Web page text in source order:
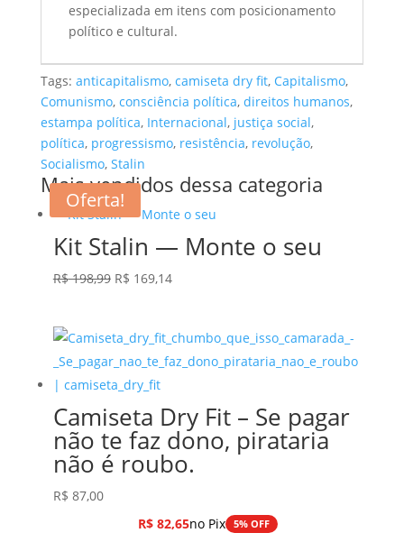
especializada em itens com posicionamento
político e cultural.
Tags: anticapitalismo, camiseta dry fit, Capitalismo,
Comunismo, consciência política, direitos humanos,
estampa política, Internacional, justiça social,
política, progressismo, resistência, revolução,
Socialismo, Stalin
Mais vendidos dessa categoria
Oferta!
Kit Stalin — Monte o seu
R$198,99 O
era:
R$ 198,99.
R$ 169,14O
é:
R$ 169,14.
Camiseta Dry Fit – Se pagar
não te faz dono, pirataria
não é roubo.
R$ 87,00
R$ 82,65no Pix 5% OFF